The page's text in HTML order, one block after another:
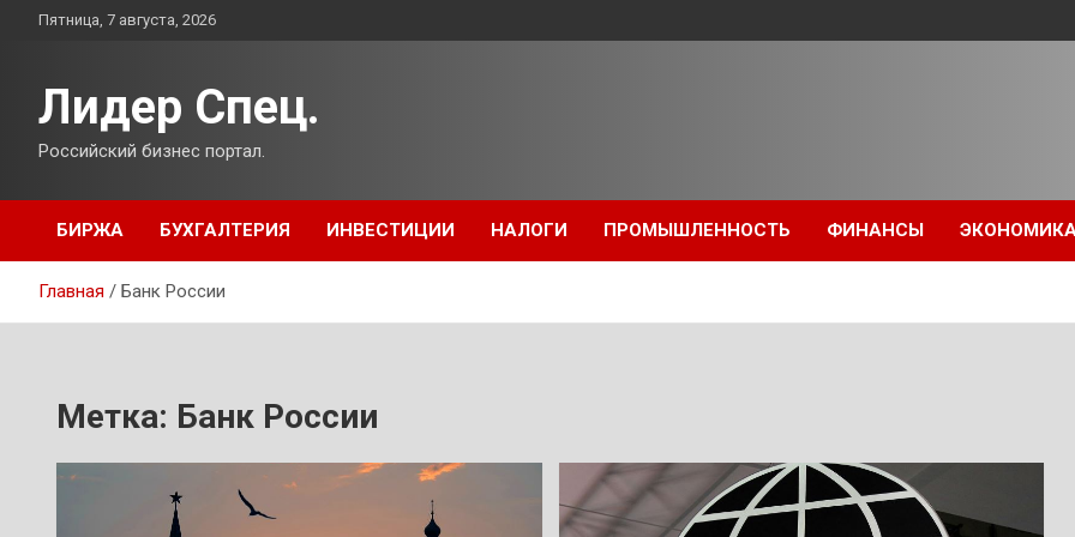
ПерейтиПятница, 7 августа, 2026
Лидер Спец.
Российский бизнес портал.
БИРЖА БУХГАЛТЕРИЯ ИНВЕСТИЦИИ НАЛОГИ ПРОМЫШЛЕННОСТЬ ФИНАНСЫ
Главная Банк России
Метка: Банк России